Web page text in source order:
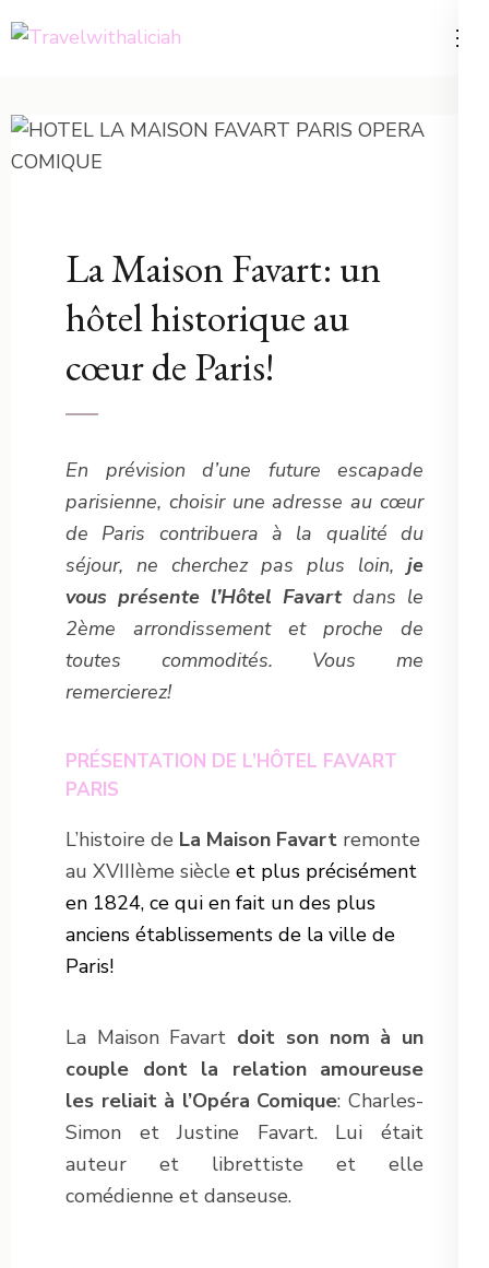
au
(Pressez
Entrée)
27 mars 2022 haliciah EUROPE - FRANCE
La Maison Favart: un
hôtel historique au
cœur de Paris!
En prévision d’une future escapade
parisienne, choisir une adresse au cœur
de Paris contribuera à la qualité du
séjour, ne cherchez pas plus loin, je
vous présente l’Hôtel Favart dans le
2ème arrondissement et proche de
toutes commodités. Vous me
remercierez!
PRÉSENTATION DE L’HÔTEL FAVART
PARIS
L’histoire de La Maison Favart remonte
au XVIIIème siècle et plus précisément
en 1824, ce qui en fait un des plus
anciens établissements de la ville de
Paris!
La Maison Favart doit son nom à un
couple dont la relation amoureuse
les reliait à l’Opéra Comique: Charles-
Simon et Justine Favart. Lui était
auteur et librettiste et elle
comédienne et danseuse.